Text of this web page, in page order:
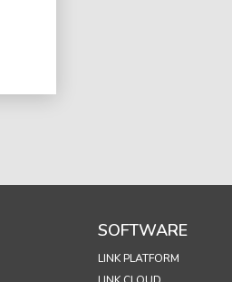
SOFTWARE
LINK PLATFORM